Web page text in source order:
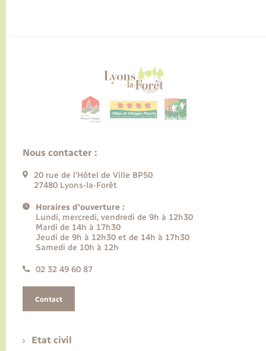
Nous contacter :
20 rue de l’Hôtel de Ville BP50
27480 Lyons-la-Forêt
Horaires d'ouverture :
Lundi, mercredi, vendredi de 9h à 12h30
Mardi de 14h à 17h30
Jeudi de 9h à 12h30 et de 14h à 17h30
Samedi de 10h à 12h
02 32 49 60 87
Contact
Etat civil